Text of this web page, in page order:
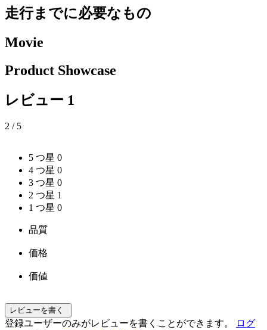
走行までに必要なもの
Movie
Product Showcase
レビュー 1
2 / 5
5 つ星 0
4 つ星 0
3 つ星 0
2 つ星 1
1 つ星 0
品質
価格
価値
レビューを書く
登録ユーザーのみがレビューを書くことができます。
ログ